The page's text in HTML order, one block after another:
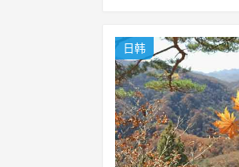
日韩